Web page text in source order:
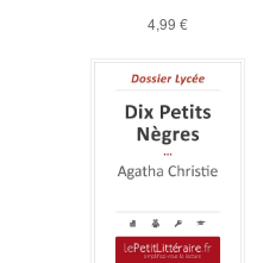
4,99 €